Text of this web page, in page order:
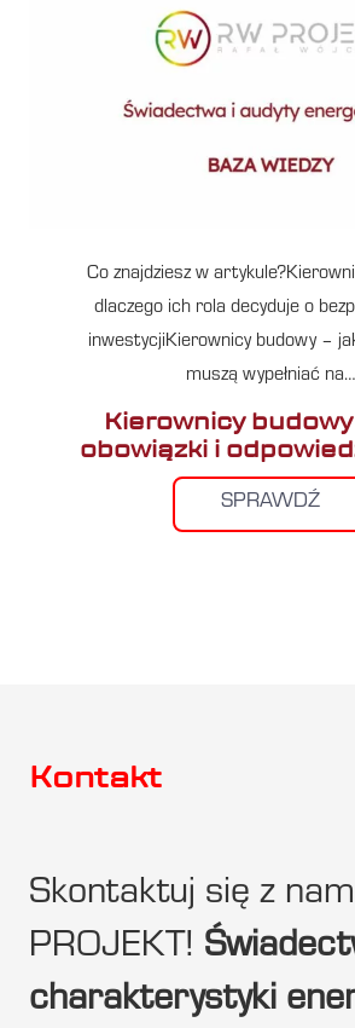
Co znajdziesz w
dlaczego ich rola decyduje o
inwestycjiKierownicy budowy –
muszą wypełniać na…
Kierownicy
obowiązki i
SPRAWDŹ
Kontakt
Skontaktuj się z
PROJEKT!
charakterystyki